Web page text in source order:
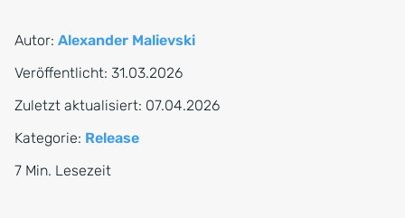
Autor: Alexander Malievski
Veröffentlicht: 31.03.2026
Zuletzt aktualisiert: 07.04.2026
Kategorie: Release
7 Min. Lesezeit